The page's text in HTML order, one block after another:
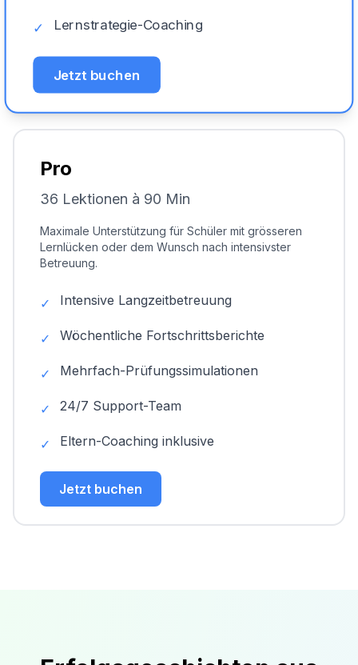
✓ Lernstrategie-Coaching
Jetzt buchen
Pro
36 Lektionen à 90 Min
Maximale Unterstützung für Schüler mit grösseren
Lernlücken oder dem Wunsch nach intensivster
Betreuung.
✓ Intensive Langzeitbetreuung
✓ Wöchentliche Fortschrittsberichte
✓ Mehrfach-Prüfungssimulationen
✓ 24/7 Support-Team
✓ Eltern-Coaching inklusive
Jetzt buchen